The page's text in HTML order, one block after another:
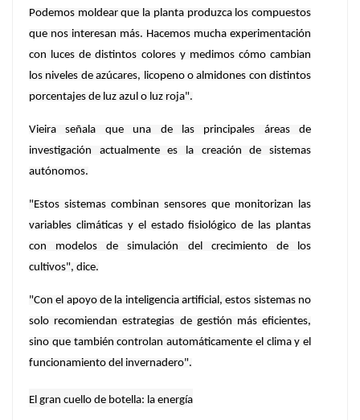
Podemos moldear que la planta produzca los compuestos
que nos interesan más. Hacemos mucha experimentación
con luces de distintos colores y medimos cómo cambian
los niveles de azúcares, licopeno o almidones con distintos
porcentajes de luz azul o luz roja".
Vieira señala que una de las principales áreas de
investigación actualmente es la creación de sistemas
autónomos.
"Estos sistemas combinan sensores que monitorizan las
variables climáticas y el estado fisiológico de las plantas
con modelos de simulación del crecimiento de los
cultivos", dice.
"Con el apoyo de la inteligencia artificial, estos sistemas no
solo recomiendan estrategias de gestión más eficientes,
sino que también controlan automáticamente el clima y el
funcionamiento del invernadero".
El gran cuello de botella: la energía